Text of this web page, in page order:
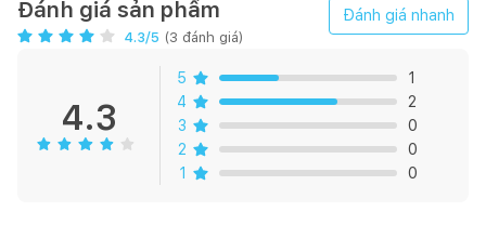
cao cấp, nệm gỗ tựa sắt sử dụng lâu bền. Chiều cao sản phẩm
gồm nhiều loại như bàn, ghế, kệ … được thiết kế đồng bộ, với
nhiều tùy chọn về màu sắc, kích thước, phụ kiện… giúp người
dùng dễ dàng lựa chọn và phối hợp theo nhu cầu. Ghế bar
Vanni được thiết kế theo phong cách Retro của thập niên 50,
gợi nhớ vẻ đẹp kiểu Ý phóng khoáng, mạnh mẽ nhưng cũng
Đánh giá sản phẩm
4.3/5 (3 đánh giá)
Đánh giá nhanh
4.3
5
1
4
2
3
0
2
0
1
0